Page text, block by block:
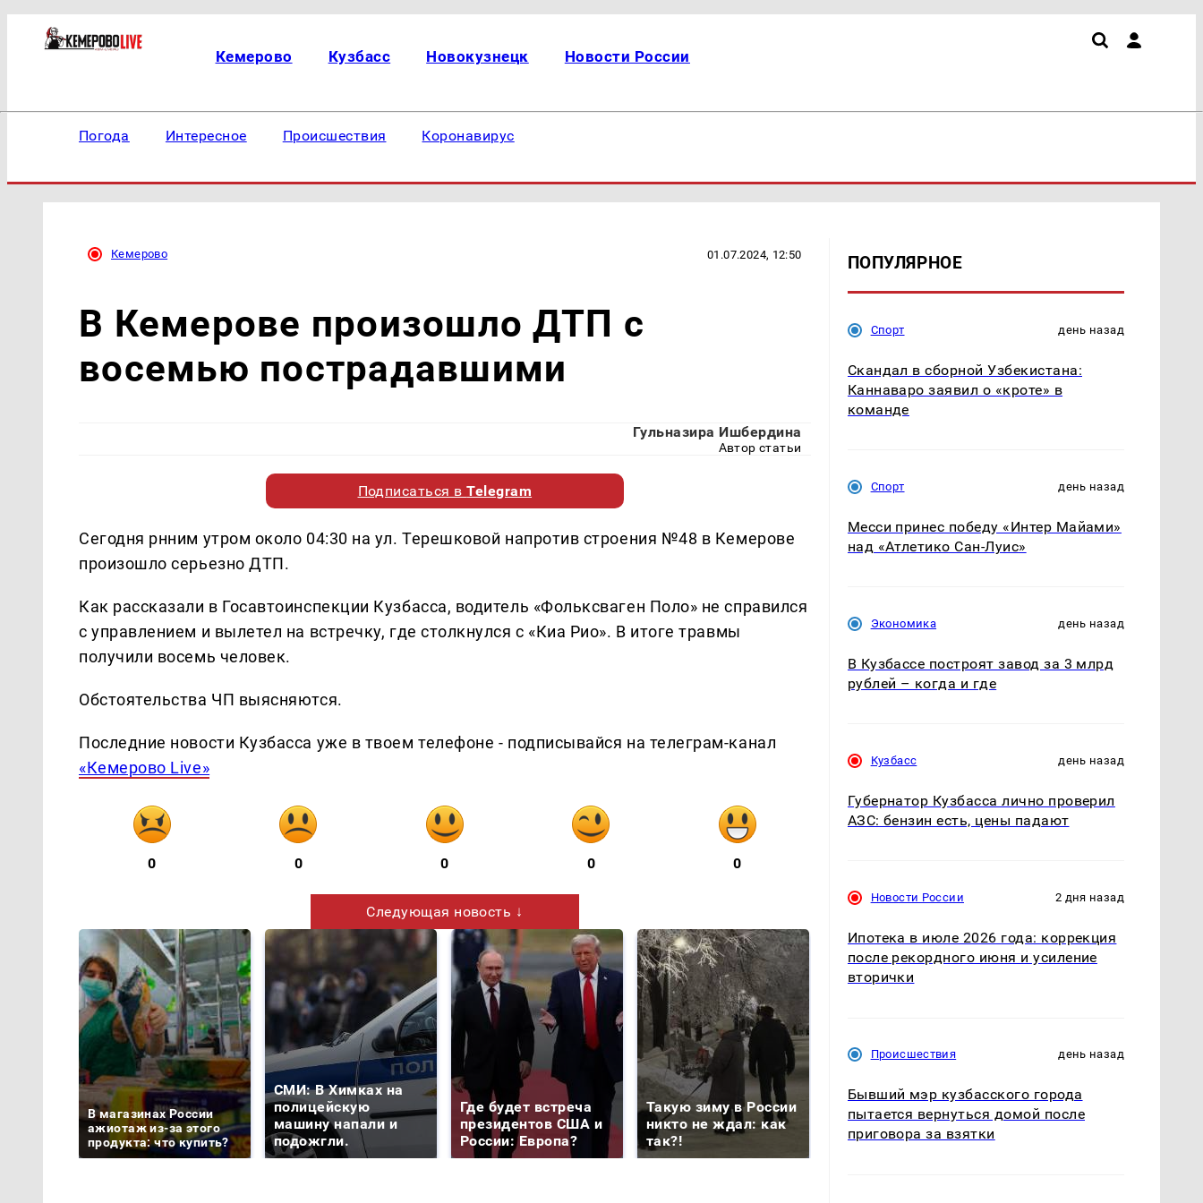
Кемерово Кузбасс Новокузнецк Новости России
Погода Интересное Происшествия Коронавирус
Кемерово 01.07.2024, 12:50
В Кемерове произошло ДТП с
восемью пострадавшими
Гульназира Ишбердина
Автор статьи
Подписаться вTelegram
Сегодня рнним утром около 04:30 на ул. Терешковой напротив строения №48 в Кемерове
произошло серьезно ДТП.
Как рассказали в Госавтоинспекции Кузбасса, водитель «Фольксваген Поло» не справился
с управлением и вылетел на встречку, где столкнулся с «Киа Рио». В итоге травмы
получили восемь человек.
Обстоятельства ЧП выясняются.
Последние новости Кузбасса уже в твоем телефоне - подписывайся на телеграм-канал
«Кемерово Live»
0 0 0 0 0
Следующая новость ↓
В магазинах России
ажиотаж из-за этого
продукта: что купить?
СМИ: В Химках на
полицейскую
машину напали и
подожгли.
Где будет встреча
президентов США и
России: Европа?
Такую зиму в России
никто не ждал: как
так?!
На Урале из казны
были украдены 18
миллионов рублей
Как выглядит место
ПОПУЛЯРНОЕ
Спорт день назад
Скандал в сборной Узбекистана:
Каннаваро заявил о «кроте» в
команде
Спорт день назад
Месси принес победу «Интер Майами»
над «Атлетико Сан-Луис»
Экономика день назад
В Кузбассе построят завод за 3 млрд
рублей – когда и где
Кузбасс день назад
Губернатор Кузбасса лично проверил
АЗС: бензин есть, цены падают
Новости России 2 дня назад
Ипотека в июле 2026 года: коррекция
после рекордного июня и усиление
вторички
Происшествия день назад
Бывший мэр кузбасского города
пытается вернуться домой после
приговора за взятки